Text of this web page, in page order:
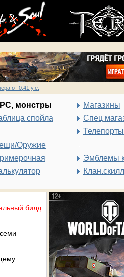
от 0,41 у.е.
монстры
спойла
Оружие
Магазины
Спец
Телепорты
Эмблемы
билд